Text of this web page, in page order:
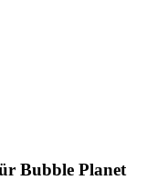
Bubble Planet